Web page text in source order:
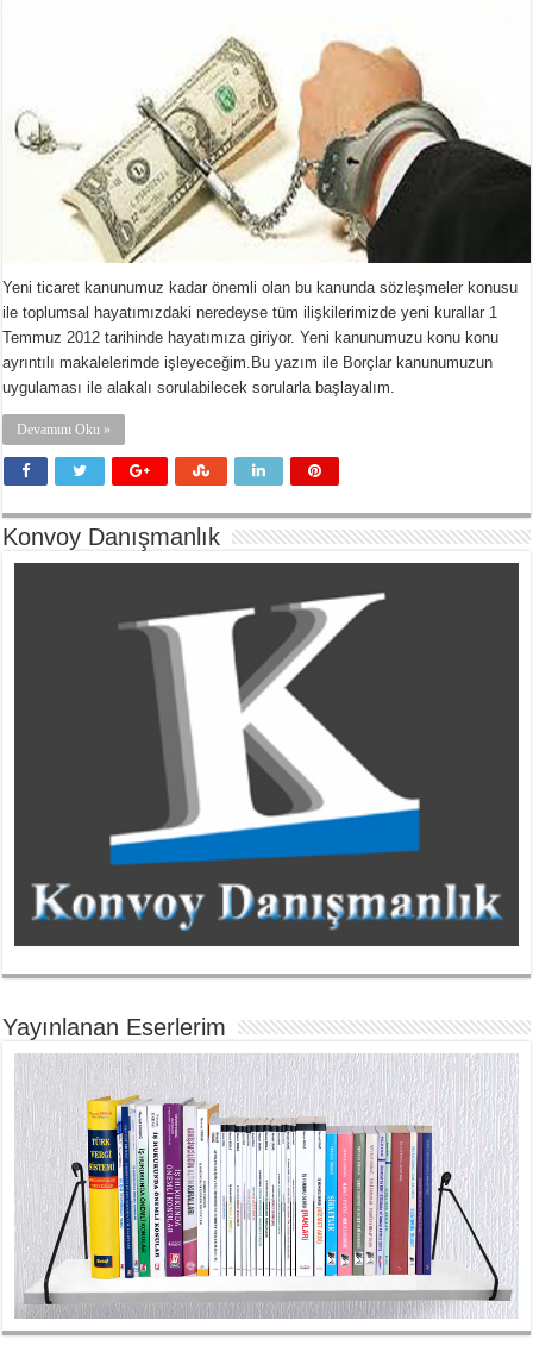
Yeni ticaret kanunumuz kadar önemli olan bu kanunda sözleşmeler konusu
ile toplumsal hayatımızdaki neredeyse tüm ilişkilerimizde yeni kurallar 1
Temmuz 2012 tarihinde hayatımıza giriyor. Yeni kanunumuzu konu konu
ayrıntılı makalelerimde işleyeceğim.Bu yazım ile Borçlar kanunumuzun
uygulaması ile alakalı sorulabilecek sorularla başlayalım.
Devamını Oku »
Konvoy Danışmanlık
Yayınlanan Eserlerim